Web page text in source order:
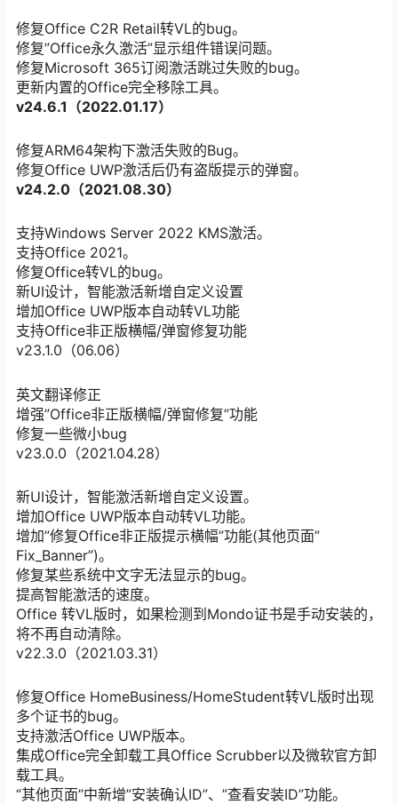
修复Office C2R Retail转VL的bug。
修复”Office永久激活”显示组件错误问题。
修复Microsoft 365订阅激活跳过失败的bug。
更新内置的Office完全移除工具。
v24.6.1（2022.01.17）
修复ARM64架构下激活失败的Bug。
修复Office UWP激活后仍有盗版提示的弹窗。
v24.2.0（2021.08.30）
支持Windows Server 2022 KMS激活。
支持Office 2021。
修复Office转VL的bug。
新UI设计，智能激活新增自定义设置
增加Office UWP版本自动转VL功能
支持Office非正版横幅/弹窗修复功能
v23.1.0（06.06）
英文翻译修正
增强”Office非正版横幅/弹窗修复”功能
修复一些微小bug
v23.0.0（2021.04.28）
新UI设计，智能激活新增自定义设置。
增加Office UWP版本自动转VL功能。
增加”修复Office非正版提示横幅”功能(其他页面”
Fix_Banner”)。
修复某些系统中文字无法显示的bug。
提高智能激活的速度。
Office 转VL版时，如果检测到Mondo证书是手动安装的，
将不再自动清除。
v22.3.0（2021.03.31）
修复Office HomeBusiness/HomeStudent转VL版时出现
多个证书的bug。
支持激活Office UWP版本。
集成Office完全卸载工具Office Scrubber以及微软官方卸
载工具。
“其他页面”中新增”安装确认ID”、”查看安装ID”功能。